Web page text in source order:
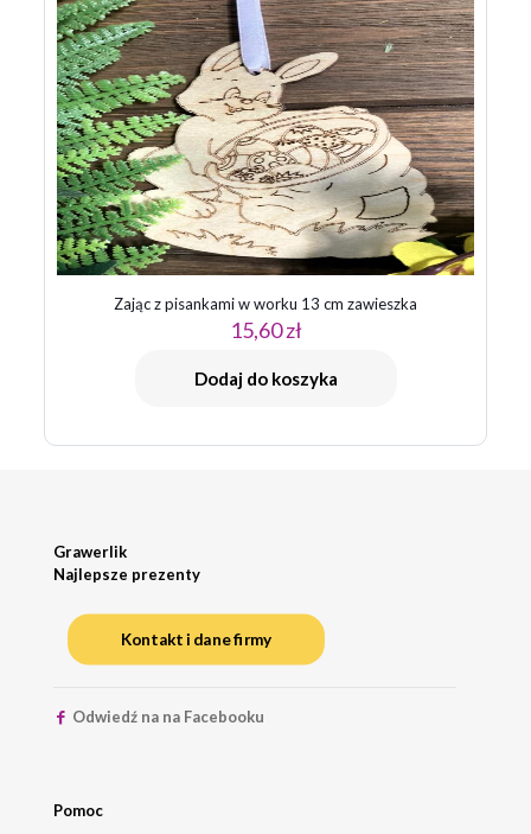
Zając z pisankami w worku 13 cm zawieszka
15,60zł
Dodaj do koszyka
Grawerlik
Najlepsze prezenty
Kontakt i dane firmy
Odwiedź na na Facebooku
Pomoc